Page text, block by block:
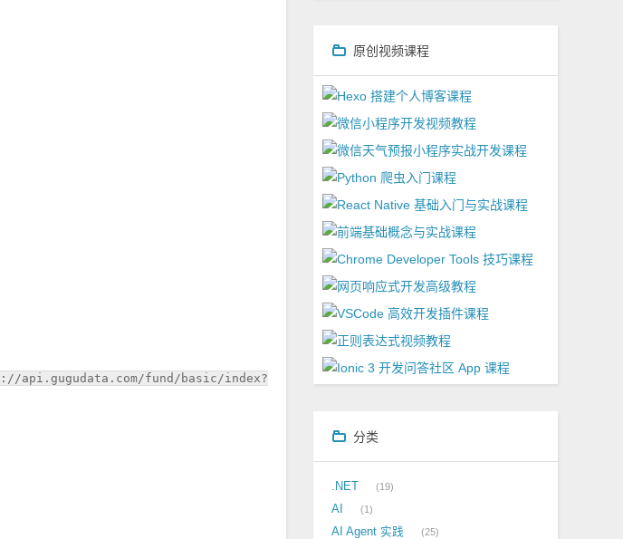
api.gugudata.com/fund/basic/index?
原创视频课程
分类
.NET 19
AI 1
AI Agent 实践 25